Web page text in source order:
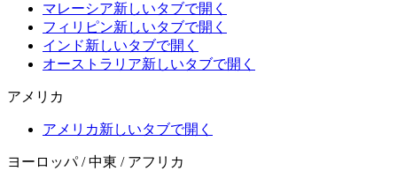
マレーシア新しいタブで開く
フィリピン新しいタブで開く
インド新しいタブで開く
オーストラリア新しいタブで開く
アメリカ
アメリカ新しいタブで開く
ヨーロッパ / 中東 / アフリカ